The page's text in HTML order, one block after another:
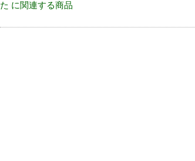
た に関連する商品